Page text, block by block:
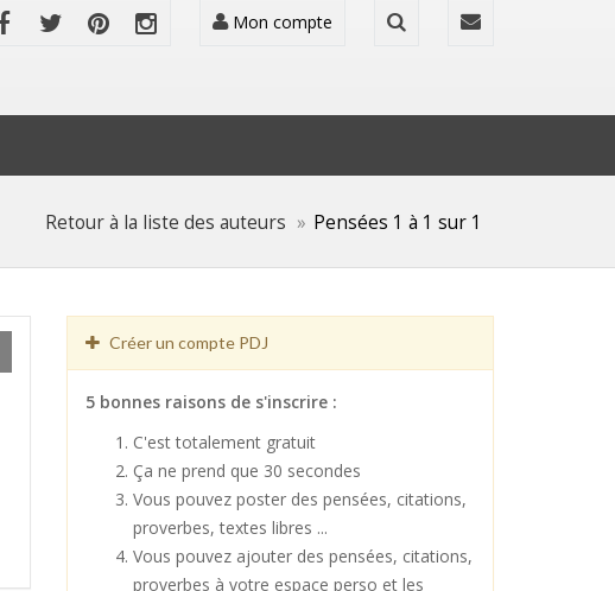
Mon compte
Retour à la liste des auteurs Pensées 1 à 1 sur 1
Créer un compte PDJ
5 bonnes raisons de s'inscrire :
C'est totalement gratuit
Ça ne prend que 30 secondes
Vous pouvez poster des pensées, citations,
proverbes, textes libres ...
Vous pouvez ajouter des pensées, citations,
proverbes à votre espace perso et les